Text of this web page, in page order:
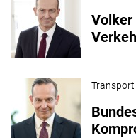
Volker